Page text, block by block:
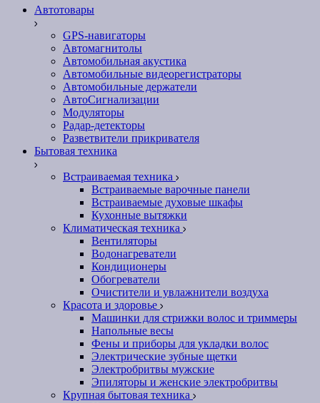
Автотовары
GPS-навигаторы
Автомагнитолы
Автомобильная акустика
Автомобильные видеорегистраторы
Автомобильные держатели
АвтоСигнализации
Модуляторы
Радар-детекторы
Разветвители прикривателя
Бытовая техника
Встраиваемая техника
Встраиваемые варочные панели
Встраиваемые духовые шкафы
Кухонные вытяжки
Климатическая техника
Вентиляторы
Водонагреватели
Кондиционеры
Обогреватели
Очистители и увлажнители воздуха
Красота и здоровье
Машинки для стрижки волос и триммеры
Напольные весы
Фены и приборы для укладки волос
Электрические зубные щетки
Электробритвы мужские
Эпиляторы и женские электробритвы
Крупная бытовая техника